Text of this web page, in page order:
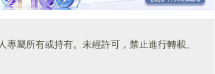
屬所有或持有。未經許可，禁止進行轉載、